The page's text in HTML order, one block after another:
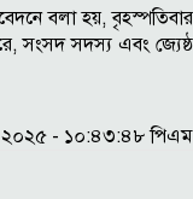
বলা হয়, বৃহস্পতিবার
সংসদ সদস্য এবং জ্যেষ্ঠ
- ১০:৪৩:৪৮ পিএম